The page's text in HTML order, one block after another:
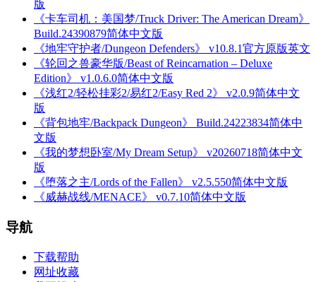
版
《卡车司机：美国梦/Truck Driver: The American Dream》
Build.24390879简体中文版
《地牢守护者/Dungeon Defenders》 v10.8.1官方原版英文
《轮回之兽豪华版/Beast of Reincarnation – Deluxe
Edition》 v1.0.6.0简体中文版
《浅红2/轻松挂彩2/易红2/Easy Red 2》 v2.0.9简体中文
版
《背包地牢/Backpack Dungeon》 Build.24223834简体中
文版
《我的梦想卧室/My Dream Setup》 v20260718简体中文
版
《堕落之主/Lords of the Fallen》 v2.5.550简体中文版
《威赫战线/MENACE》 v0.7.10简体中文版
导航
下载帮助
网址收藏